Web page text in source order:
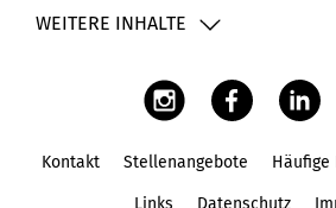
WEITERE INHALTE
Kontakt Stellenangebote Häufige